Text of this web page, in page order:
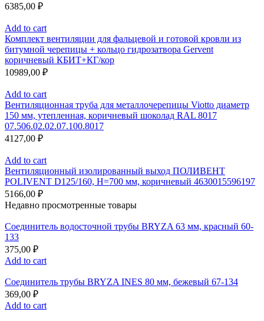
6385,00 ₽
Add to cart
Комплект вентиляции для фальцевой и готовой кровли из
битумной черепицы + кольцо гидрозатвора Gervent
коричневый КБИТ+КГ/кор
10989,00 ₽
Add to cart
Вентиляционная труба для металлочерепицы Viotto диаметр
150 мм, утепленная, коричневый шоколад RAL 8017
07.506.02.02.07.100.8017
4127,00 ₽
Add to cart
Вентиляционный изолированный выход ПОЛИВЕНТ
POLIVENT D125/160, H=700 мм, коричневый 4630015596197
5166,00 ₽
Недавно просмотренные товары
Соединитель водосточной трубы BRYZA 63 мм, краcный 60-
133
375,00 ₽
Add to cart
Соединитель трубы BRYZA INES 80 мм, бежевый 67-134
369,00 ₽
Add to cart